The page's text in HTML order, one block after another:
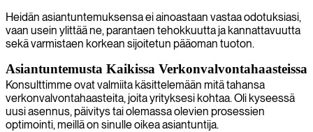
Heidän asiantuntemuksensa ei ainoastaan vastaa odotuksiasi,
vaan usein ylittää ne, parantaen tehokkuutta ja kannattavuutta
sekä varmistaen korkean sijoitetun pääoman tuoton.
Asiantuntemusta Kaikissa Verkonvalvontahaasteissa
Konsulttimme ovat valmiita käsittelemään mitä tahansa
verkonvalvontahaasteita, joita yrityksesi kohtaa. Oli kyseessä
uusi asennus, päivitys tai olemassa olevien prosessien
optimointi, meillä on sinulle oikea asiantuntija.